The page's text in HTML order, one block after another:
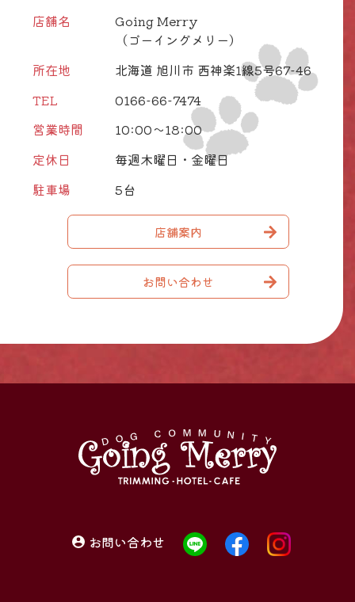
店舗名
Going Merry
（ゴーイングメリー）
所在地
北海道 旭川市 西神楽1線5号67-46
TEL
0166-66-7474
営業時間
10:00～18:00
定休日
毎週木曜日・金曜日
駐車場
5台
店舗案内
お問い合わせ
お問い合わせ